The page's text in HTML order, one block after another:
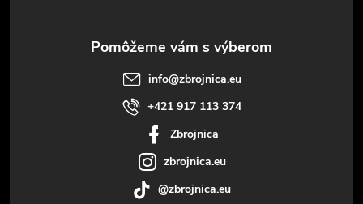
info@zbrojnica.eu
+421 917 113 374
Zbrojnica
zbrojnica.eu
@zbrojnica.eu